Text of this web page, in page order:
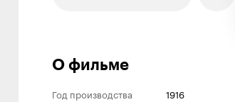
О фильме
Год производства
1916